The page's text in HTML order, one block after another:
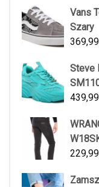
Vans
Szary
369,99
Steve
439,99
229,99